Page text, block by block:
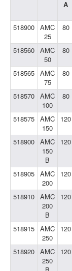
A
518900 AMC
25
80
518560 AMC
50
80
518565 AMC
75
80
518570 AMC
100
80
518575 AMC
150
120
518900 AMC
150
B
120
518905 AMC
200
120
518910 AMC
200
B
120
518915 AMC
250
120
518920 AMC
250
120